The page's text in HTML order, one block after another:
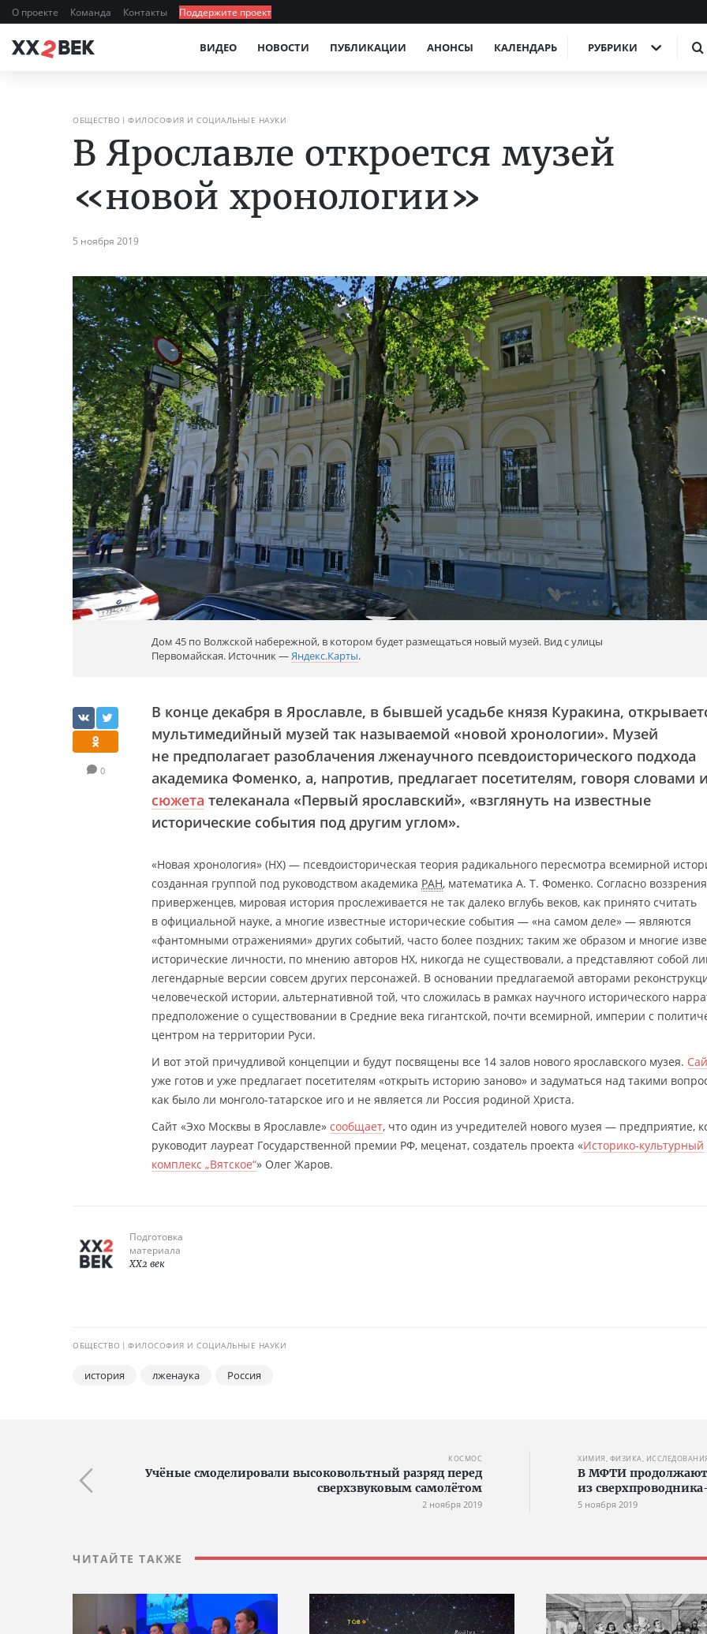
О проекте Команда Контакты Поддержите проект
ВИДЕО НОВОСТИ ПУБЛИКАЦИИ АНОНСЫ КАЛЕНДАРЬ РУБРИКИ
ОБЩЕСТВО ФИЛОСОФИЯ И СОЦИАЛЬНЫЕ НАУКИ
В Ярославле откроется музей
«новой хронологии»
5 ноября 2019
Дом 45 по Волжской набережной, в котором будет размещаться новый музей. Вид с улицы
Первомайская. Источник —Яндекс.Карты.
0
В конце декабря в Ярославле, в бывшей усадьбе князя Куракина,
мультимедийный музей так называемой «новой хронологии». Музей
не предполагает разоблачения лженаучного псевдоисторического подхода
академика Фоменко, а, напротив, предлагает посетителям, говоря словами
сюжета телеканала «Первый ярославский», «взглянуть на известные
исторические события под другим углом».
«Новая хронология» (НХ) — псевдоисторическая теория радикального пересмотра всемирной
созданная группой под руководством академика РАН, математика А. Т. Фоменко. Согласно
приверженцев, мировая история прослеживается не так далеко вглубь веков, как принято считать
в официальной науке, а многие известные исторические события — «на самом деле» — являются
«фантомными отражениями» других событий, часто более поздних; таким же образом и многие
исторические личности, по мнению авторов НХ, никогда не существовали, а представляют собой
легендарные версии совсем других персонажей. В основании предлагаемой авторами
человеческой истории, альтернативной той, что сложилась в рамках научного исторического
предположение о существовании в Средние века гигантской, почти всемирной, империи с
центром на территории Руси.
И вот этой причудливой концепции и будут посвящены все 14 залов нового ярославского музея.
уже готов и уже предлагает посетителям «открыть историю заново» и задуматься над такими
как было ли монголо-татарское иго и не является ли Россия родиной Христа.
Сайт «Эхо Москвы в Ярославле» сообщает, что один из учредителей нового музея — предприятие,
руководит лауреат Государственной премии РФ, меценат, создатель проекта «Историко-культурный
комплекс „Вятское“» Олег Жаров.
Подготовка
материала
XX2 век
ОБЩЕСТВО ФИЛОСОФИЯ И СОЦИАЛЬНЫЕ НАУКИ
история лженаука Россия
КОСМОС
Учёные смоделировали высоковольтный разряд перед
сверхзвуковым самолётом
2 ноября 2019
ХИМИЯ, ФИЗИКА,
В МФТИ продолжают
из
5 ноября 2019
ЧИТАЙТЕ ТАКЖЕ